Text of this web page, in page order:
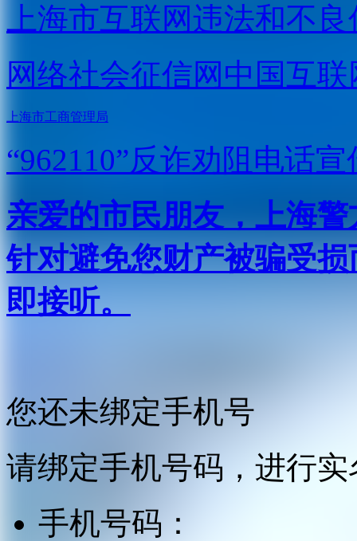
上海市互联网违法和不
网络社会征信网 中国互
上海市工商管理局
“962110”反诈劝阻电话宣
亲爱的市民朋友，上海
针对避免您财产被骗受
即接听。
您还未绑定手机号
请绑定手机号码，进行
手机号码：